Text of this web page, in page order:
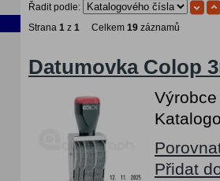
Řadit podle:
Strana 1 z 1 Celkem 19 záznamů
Datumovka Colop
Přidat